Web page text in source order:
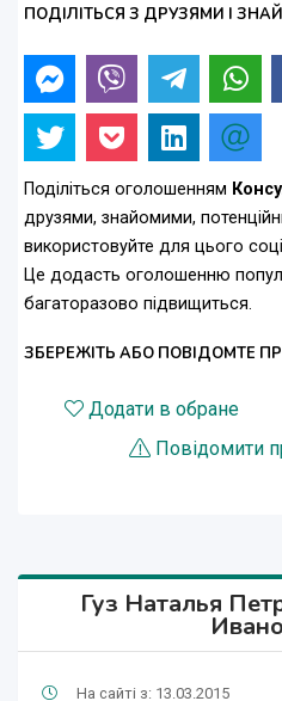
ПОДІЛІТЬСЯ З ДРУЗЯМИ І
Поділіться оголошенням
друзями, знайомими,
використовуйте для цього
Це додасть оголошенню
багаторазово підвищиться.
ЗБЕРЕЖІТЬ АБО ПОВІДОМТЕ
Додати в обране
Повідомити
Гуз Наталья
На сайті з: 13.03.2015